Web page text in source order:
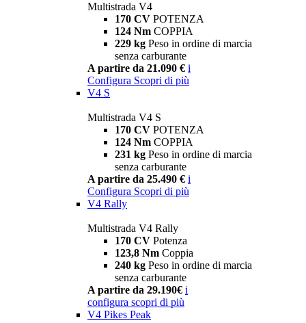
Multistrada V4
170 CV POTENZA
124 Nm COPPIA
229 kg Peso in ordine di marcia
senza carburante
A partire da 21.090 € i
Configura Scopri di più
V4 S
Multistrada V4 S
170 CV POTENZA
124 Nm COPPIA
231 kg Peso in ordine di marcia
senza carburante
A partire da 25.490 € i
Configura Scopri di più
V4 Rally
Multistrada V4 Rally
170 CV Potenza
123,8 Nm Coppia
240 kg Peso in ordine di marcia
senza carburante
A partire da 29.190€ i
configura scopri di più
V4 Pikes Peak